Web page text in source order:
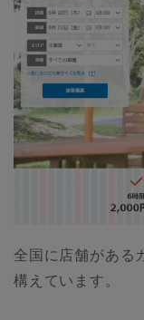
全国に店舗がある
構えています。